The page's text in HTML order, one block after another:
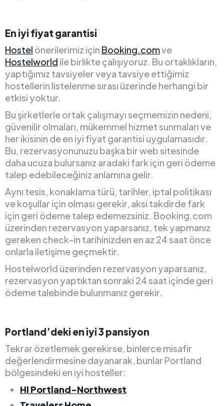
En iyi fiyat garantisi
Hostel önerilerimiz için Booking.comve
Hostelworld ile birlikte çalışıyoruz. Bu ortaklıkların,
yaptığımız tavsiyeler veya tavsiye ettiğimiz
hostellerin listelenme sırası üzerinde herhangi bir
etkisi yoktur.
Bu şirketlerle ortak çalışmayı seçmemizin nedeni,
güvenilir olmaları, mükemmel hizmet sunmaları ve
her ikisinin de en iyi fiyat garantisi uygulamasıdır.
Bu, rezervasyonunuzu başka bir web sitesinde
daha ucuza bulursanız aradaki fark için geri ödeme
talep edebileceğiniz anlamına gelir.
Aynı tesis, konaklama türü, tarihler, iptal politikası
ve koşullar için olması gerekir, aksi takdirde fark
için geri ödeme talep edemezsiniz. Booking.com
üzerinden rezervasyon yaparsanız, tek yapmanız
gereken check-in tarihinizden en az 24 saat önce
onlarla iletişime geçmektir.
Hostelworld üzerinden rezervasyon yaparsanız,
rezervasyon yaptıktan sonraki 24 saat içinde geri
ödeme talebinde bulunmanız gerekir.
Portland’deki en iyi 3 pansiyon
Tekrar özetlemek gerekirse, binlerce misafir
değerlendirmesine dayanarak, bunlar Portland
bölgesindeki en iyi hosteller:
HI Portland-Northwest